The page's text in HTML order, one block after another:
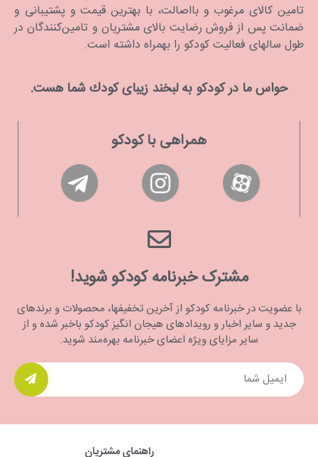
تامین کالای مرغوب و بااصالت، با بهترین قیمت و پشتیبانی و
ضمانت پس از فروش رضایت بالای مشتریان و تامین‌کنندگان در
طول سالهای فعالیت کودکو را بهمراه داشته است.
حواس ما در كودكو به لبخند زیبای كودك شما هست.
همراهی با کودکو
مشترک خبرنامه کودکو شوید!
با عضویت در خبرنامه کودکو از آخرین تخفیفها، محصولات و برندهای
جدید و سایر اخبار و رویدادهای هیجان انگیز کودکو باخبر شده و از
سایر مزایای ویژه اعضای خبرنامه بهره‌مند شوید.
راهنمای مشتریان